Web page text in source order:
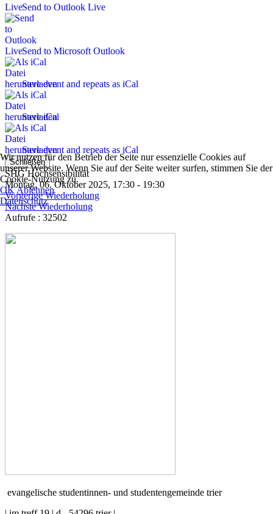
Send to Outlook Live
Send to Microsoft Outlook
Save event and repeats as iCal
Save iCal
Save event and repeats as iCal
Schließen
SHG Hochsensibilität
Montag, 06. Oktober 2025, 17:30 - 19:30
Vorgerige Wiederholung
Nächste Wiederholung
Aufrufe : 32502
evangelische studentinnen- und studentengemeinde trier
Wir nutzen für den Betrieb der Seite nur essenzielle Cookies auf
unserer Website. Wenn Sie auf der Seite weiter surfen, stimmen Sie der
Cookie-Nutzung zu.
OKAblehnen
Datenschutz